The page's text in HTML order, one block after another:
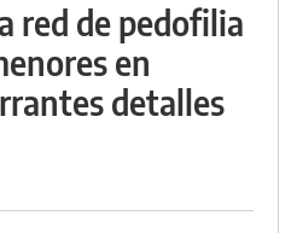
red de pedofilia
en
detalles